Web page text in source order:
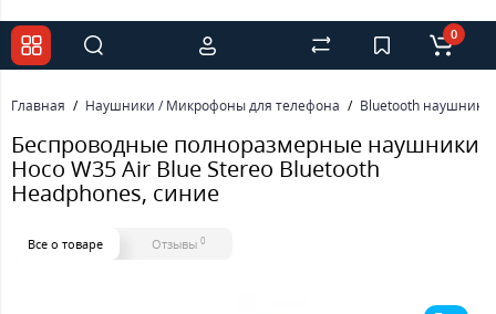
0
Главная Наушники / Микрофоны для телефона Bluetooth наушники
Беспроводные полноразмерные наушники
Hoco W35 Air Blue Stereo Bluetooth
Headphones, синие
Все о товаре Отзывы 0